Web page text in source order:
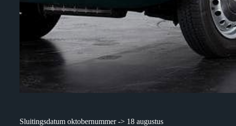
Sluitingsdatum oktobernummer -> 18 augustus